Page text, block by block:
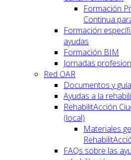
Formación
Continua
Formación
ayudas
Formación BIM
Jornadas
Red OAR
Documentos y
Ayudas a la
RehabilitAcción
(local)
Materiales
FAQs sobre las